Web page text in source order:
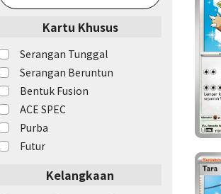
Kartu Khusus
Serangan Tunggal
Serangan Beruntun
Bentuk Fusion
ACE SPEC
Purba
Futur
Kelangkaan